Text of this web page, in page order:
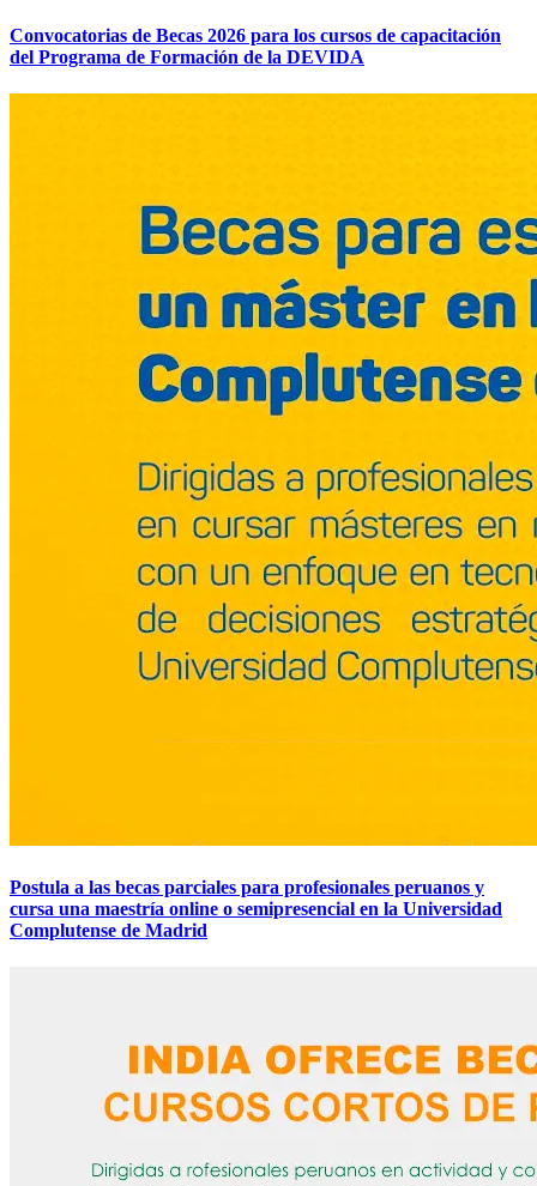
Convocatorias de Becas 2026 para los cursos de capacitación
del Programa de Formación de la DEVIDA
Postula a las becas parciales para profesionales peruanos y
cursa una maestría online o semipresencial en la Universidad
Complutense de Madrid